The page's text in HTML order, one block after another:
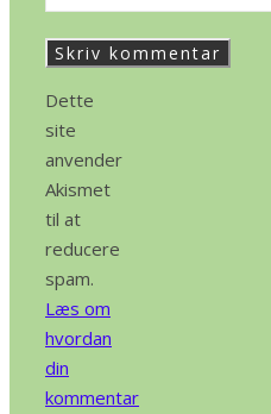
Dette
site
anvender
Akismet
til at
reducere
spam.
Læs om
hvordan
din
kommentar